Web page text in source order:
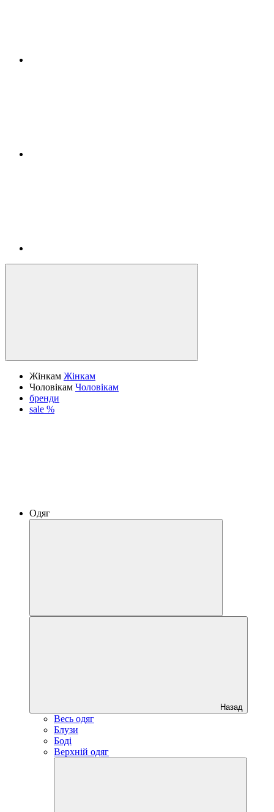
Жінкам Жінкам
Чоловікам Чоловікам
бренди
sale %
Одяг
Назад
Весь одяг
Блузи
Боді
Верхній одяг